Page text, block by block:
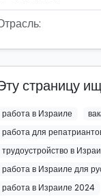
страницу
работа в Израиле
работа для
трудоустройство в
работа в Израиле для
работа в Израиле 2024